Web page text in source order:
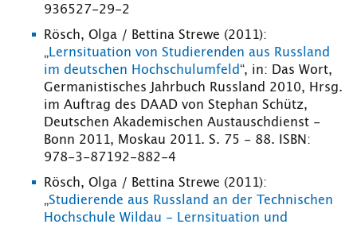
936527-29-2
Rösch, Olga / Bettina Strewe (2011):
„Lernsituation von Studierenden aus Russland
im deutschen Hochschulumfeld“, in: Das Wort,
Germanistisches Jahrbuch Russland 2010, Hrsg.
im Auftrag des DAAD von Stephan Schütz,
Deutschen Akademischen Austauschdienst -
Bonn 2011, Moskau 2011. S. 75 - 88. ISBN:
978-3-87192-882-4
Rösch, Olga / Bettina Strewe (2011):
„Studierende aus Russland an der Technischen
Hochschule Wildau - Lernsituation und